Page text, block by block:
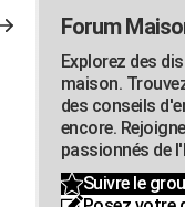
Forum
Explorez des
maison.
des conseils
encore.
passionnés de
Suivre le